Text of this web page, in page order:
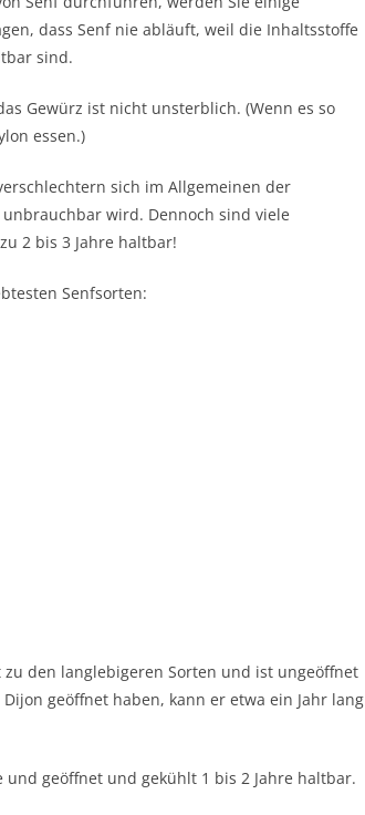
dass Senf nie abläuft, weil die Inhaltsstoffe
sind.
Gewürz ist nicht unsterblich. (Wenn es so
essen.)
sich im Allgemeinen der
wird. Dennoch sind viele
2 bis 3 Jahre haltbar!
Senfsorten:
den langlebigeren Sorten und ist ungeöffnet
geöffnet haben, kann er etwa ein Jahr lang
geöffnet und gekühlt 1 bis 2 Jahre haltbar.